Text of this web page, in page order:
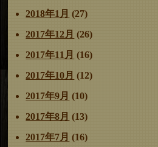
2018年1月 (27)
2017年12月 (26)
2017年11月 (16)
2017年10月 (12)
2017年9月 (10)
2017年8月 (13)
2017年7月 (16)